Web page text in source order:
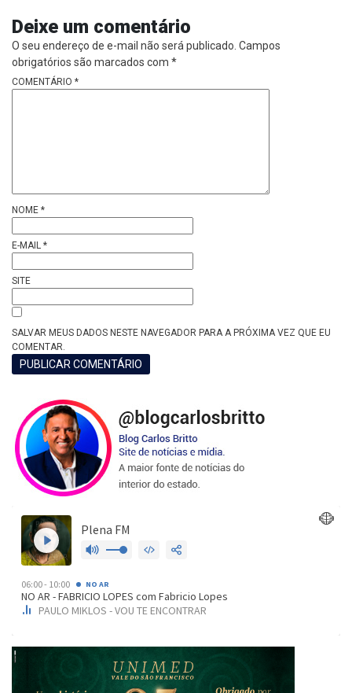
Deixe um comentário
O seu endereço de e-mail não será publicado. Campos
obrigatórios são marcados com *
COMENTÁRIO *
NOME *
E-MAIL *
SITE
SALVAR MEUS DADOS NESTE NAVEGADOR PARA A PRÓXIMA VEZ QUE EU
COMENTAR.